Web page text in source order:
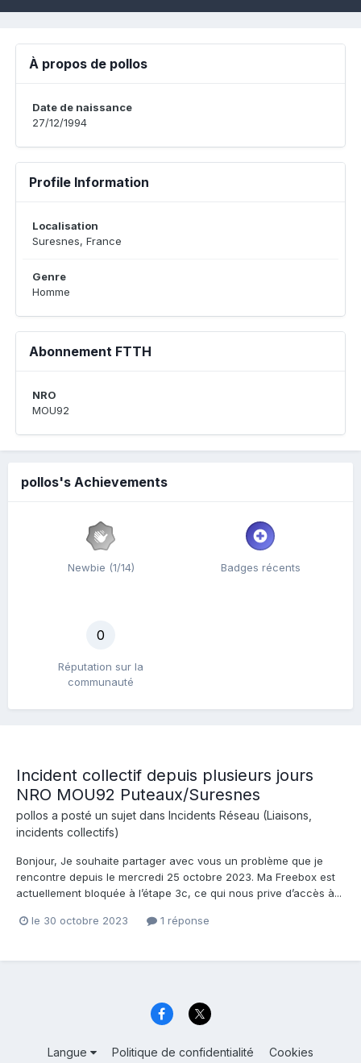
À propos de pollos
Date de naissance
27/12/1994
Profile Information
Localisation
Suresnes, France
Genre
Homme
Abonnement FTTH
NRO
MOU92
pollos's Achievements
Newbie (1/14) Badges récents
0
Réputation sur la
communauté
Incident collectif depuis plusieurs jours
NRO MOU92 Puteaux/Suresnes
pollos a posté un sujet dans Incidents Réseau (Liaisons,
incidents collectifs)
Bonjour, Je souhaite partager avec vous un problème que je
rencontre depuis le mercredi 25 octobre 2023. Ma Freebox est
actuellement bloquée à l’étape 3c, ce qui nous prive d’accès à...
le 30 octobre 2023 1 réponse
Langue Politique de confidentialité Cookies